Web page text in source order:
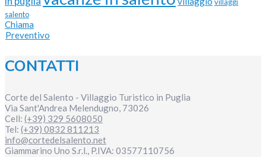
villaggi
salento
Chiama
Preventivo
CONTATTI
Corte del Salento - Villaggio Turistico in Puglia
Via Sant'Andrea Melendugno, 73026
Cell: (+39) 329 5608050
Tel: (+39) 0832 811213
info@cortedelsalento.net
Giammarino Uno S.r.l., P.IVA: 03577110756